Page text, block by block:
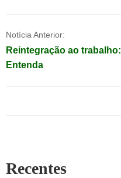
Navegação
de
Notícia Anterior:
Reintegração ao trabalho:
Entenda
Recentes